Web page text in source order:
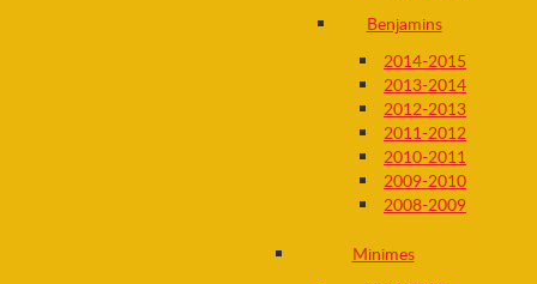
Benjamins
2014-2015
2013-2014
2012-2013
2011-2012
2010-2011
2009-2010
2008-2009
Minimes